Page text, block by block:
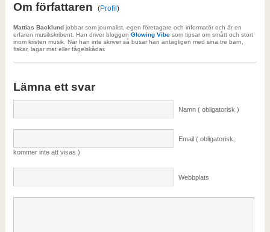
Om författaren (Profil )
Mattias Backlundjobbar som journalist, egen företagare och informatör och är en
erfaren musikskribent. Han driver bloggen Glowing Vibesom tipsar om smått och stort
inom kristen musik. När han inte skriver så busar han antagligen med sina tre barn,
fiskar, lagar mat eller fågelskådar.
Lämna ett svar
Namn ( obligatorisk )
Email ( obligatorisk;
kommer inte att visas )
Webbplats